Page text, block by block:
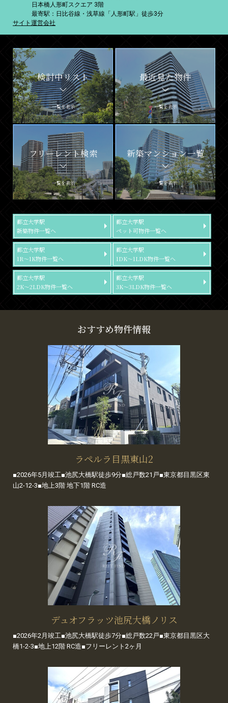
日本橋人形町スクエア 3階
最寄駅：日比谷線・浅草線「人形町駅」徒歩3分
サイト運営会社
検討中リスト
一覧を表示
最近見た物件
一覧を表示
フリーレント検索
一覧を表示
新築マンション一覧
一覧を表示
都立大学駅
新築物件一覧へ
都立大学駅
ペット可物件一覧へ
都立大学駅
1R～1K物件一覧へ
都立大学駅
1DK～1LDK物件一覧へ
都立大学駅
2K～2LDK物件一覧へ
都立大学駅
3K～3LDK物件一覧へ
おすすめ物件情報
ラペルラ目黒東山2
■2026年5月竣工■池尻大橋駅徒歩9分■総戸数21戸■東京都目黒区東
山2-12-3■地上3階 地下1階 RC造
デュオフラッツ池尻大橋ノリス
■2026年2月竣工■池尻大橋駅徒歩7分■総戸数22戸■東京都目黒区大
橋1-2-3■地上12階 RC造■フリーレント2ヶ月